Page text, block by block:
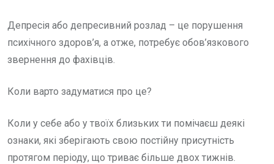
Депресія або депресивний розлад – це порушення
психічного здоров’я, а отже, потребує обов’язкового
звернення до фахівців.
Коли варто задуматися про це?
Коли у себе або у твоїх близьких ти помічаєш деякі
ознаки, які зберігають свою постійну присутність
протягом періоду, що триває більше двох тижнів.